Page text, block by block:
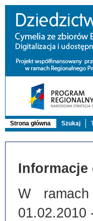
Strona główna Szukaj
Informacje
W
01.02.2010